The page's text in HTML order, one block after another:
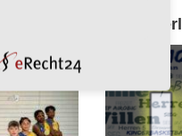
U12-3